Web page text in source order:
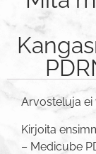
Arvosteluja ei
Kirjoita
– Medicube